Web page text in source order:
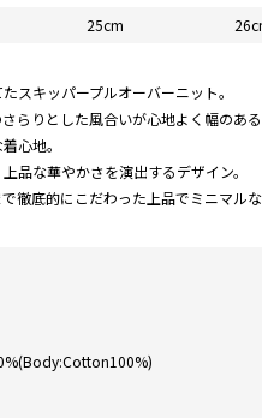
25cm
スキッパープルオーバーニット。
らりとした風合いが心地よく幅のあ
心地。
品な華やかさを演出するデザイン。
徹底的にこだわった上品でミニマルな